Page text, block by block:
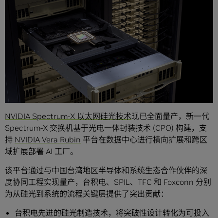
NVIDIA Spectrum-X 以太网硅光技术现已全面量产，新一代
Spectrum-X 交换机基于光电一体封装技术 (CPO) 构建，支
持 NVIDIA Vera Rubin 平台在数据中心进行横向扩展和跨区
域扩展部署 AI 工厂。
该平台通过与中国台湾地区半导体和系统生态合作伙伴的深
度协同工程实现量产，台积电、SPIL、TFC 和 Foxconn 分别
为从硅光到系统的流程关键层提供了突出贡献：
台积电先进的硅光制造技术，将突破性设计转化为可投入